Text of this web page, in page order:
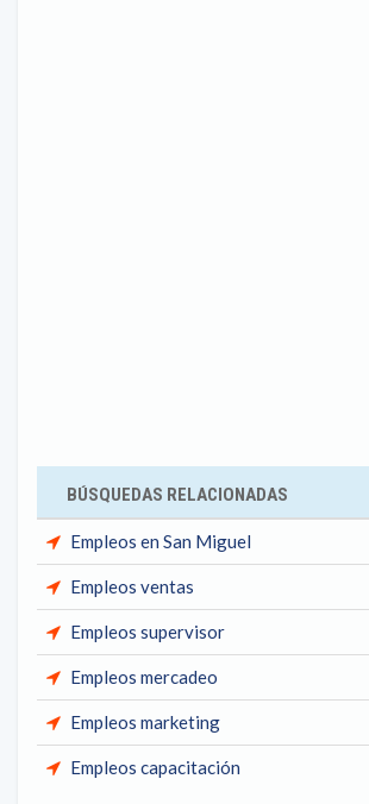
BÚSQUEDAS RELACIONADAS
Empleos en San Miguel
Empleos ventas
Empleos supervisor
Empleos mercadeo
Empleos marketing
Empleos capacitación